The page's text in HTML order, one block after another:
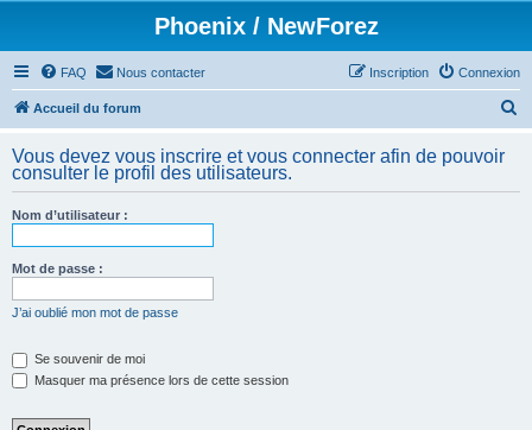
Phoenix / NewForez
FAQ Nous contacter Connexion
Inscription
Accueil du forum
h
Vous devez vous inscrire et vous connecter afin de pouvoir
consulter le profil des utilisateurs.
Nom d’utilisateur :
Mot de passe :
J’ai oublié mon mot de passe
Se souvenir de moi
Masquer ma présence lors de cette session